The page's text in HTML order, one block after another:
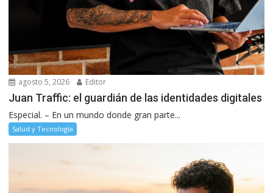
agosto 5, 2026 Editor
Juan Traffic: el guardián de las identidades digitales
Especial. – En un mundo donde gran parte...
Salud y Tecnología